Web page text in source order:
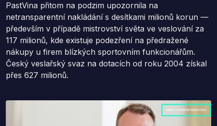
PastVina přitom na podzim upozornila na
netransparentní nakládání s desítkami milionů korun —
především v případě mistrovství světa ve veslování za
117 milionů, kde existuje podezření na předražené
nákupy u firem blízkých sportovním funkcionářům.
Český veslařský svaz na dotacích od roku 2004 získal
přes 627 milionů.